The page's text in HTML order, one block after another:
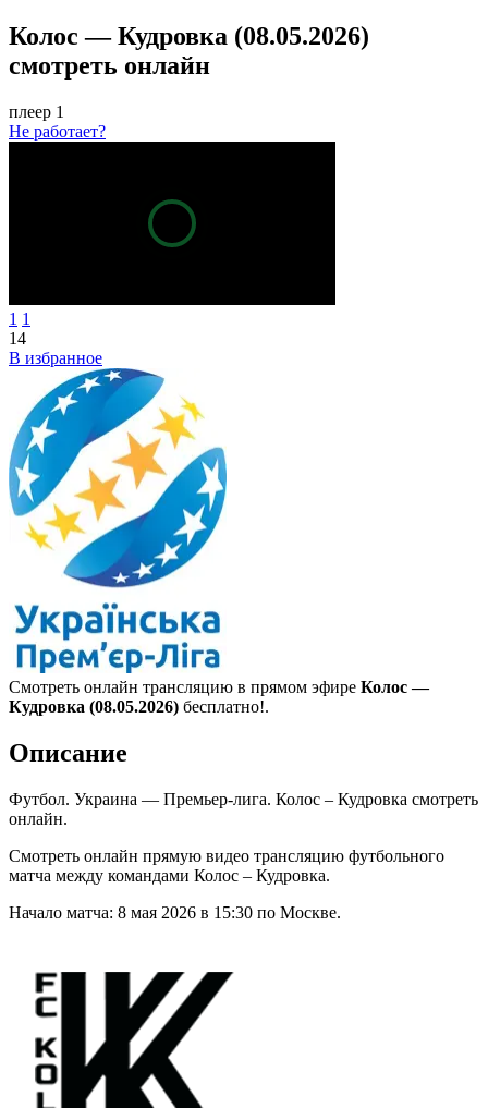
Колос — Кудровка (08.05.2026)
смотреть онлайн
плеер 1
Не работает?
1 1
14
В избранное
Смотреть онлайн трансляцию в прямом эфире Колос —
Кудровка (08.05.2026) бесплатно!.
Описание
Футбол. Украина — Премьер-лига. Колос – Кудровка смотреть
онлайн.
Смотреть онлайн прямую видео трансляцию футбольного
матча между командами Колос – Кудровка.
Начало матча: 8 мая 2026 в 15:30 по Москве.